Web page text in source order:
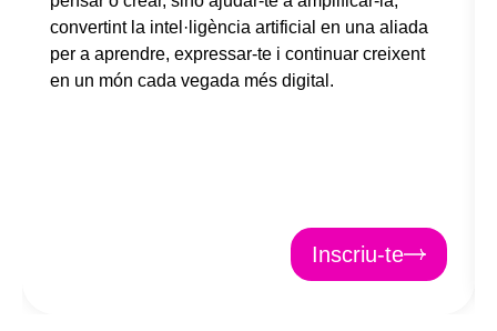
convertint la intel·ligència artificial en una aliada
per a aprendre, expressar-te i continuar creixent
en un món cada vegada més digital.
Inscriu-te